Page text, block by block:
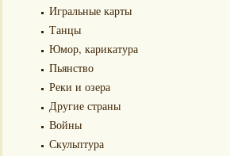
Игральные карты
Танцы
Юмор, карикатура
Пьянство
Реки и озера
Другие страны
Войны
Скульптура